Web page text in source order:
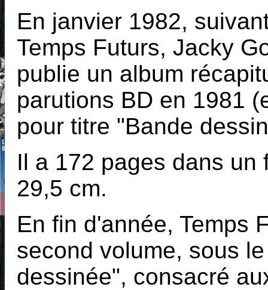
En janvier 1982,
Temps Futurs, Jacky
publie un album
parutions BD en 1981
pour titre "Bande
Il a 172 pages dans un
29,5 cm.
En fin d'année, Temps
second volume, sous
dessinée", consacré